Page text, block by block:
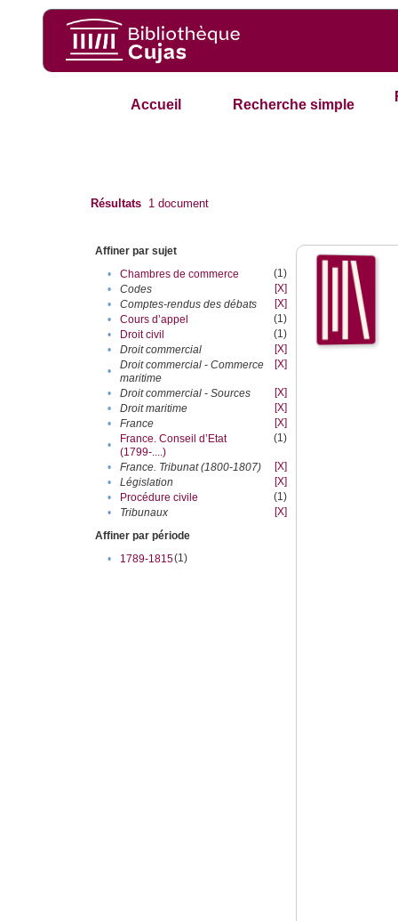
Accueil Recherche simple
Résultats 1 document
Affiner par sujet
•
Chambres de commerce
(1)
•
Codes
[X]
•
Comptes-rendus des débats
[X]
•
Cours d’appel
(1)
•
Droit civil
(1)
•
Droit commercial
[X]
•
Droit commercial - Commerce
maritime
[X]
• Droit commercial - Sources
[X]
•
Droit maritime
[X]
•
France
[X]
•
France. Conseil d’Etat
(1799-....)
(1)
• France. Tribunat (1800-1807)
[X]
•
Législation
[X]
•
Procédure civile
(1)
•
Tribunaux
[X]
Affiner par période
•
1789-1815(1)